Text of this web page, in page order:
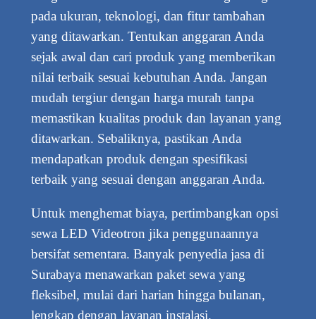
pada ukuran, teknologi, dan fitur tambahan
yang ditawarkan. Tentukan anggaran Anda
sejak awal dan cari produk yang memberikan
nilai terbaik sesuai kebutuhan Anda. Jangan
mudah tergiur dengan harga murah tanpa
memastikan kualitas produk dan layanan yang
ditawarkan. Sebaliknya, pastikan Anda
mendapatkan produk dengan spesifikasi
terbaik yang sesuai dengan anggaran Anda.
Untuk menghemat biaya, pertimbangkan opsi
sewa LED Videotron jika penggunaannya
bersifat sementara. Banyak penyedia jasa di
Surabaya menawarkan paket sewa yang
fleksibel, mulai dari harian hingga bulanan,
lengkap dengan layanan instalasi.